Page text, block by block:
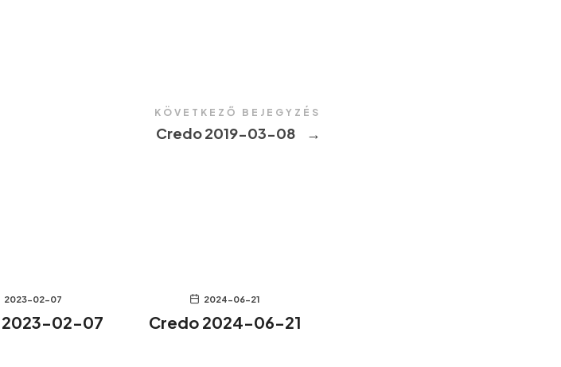
KÖVETKEZŐ BEJEGYZÉS
Credo 2019-03-08 →
2023-02-07
2023-02-07
2024-06-21
Credo 2024-06-21